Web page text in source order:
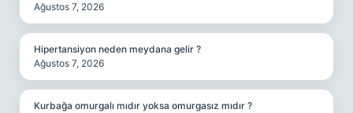
Ağustos 7, 2026
Hipertansiyon neden meydana gelir ?
Ağustos 7, 2026
Kurbağa omurgalı mıdır yoksa omurgasız mıdır ?